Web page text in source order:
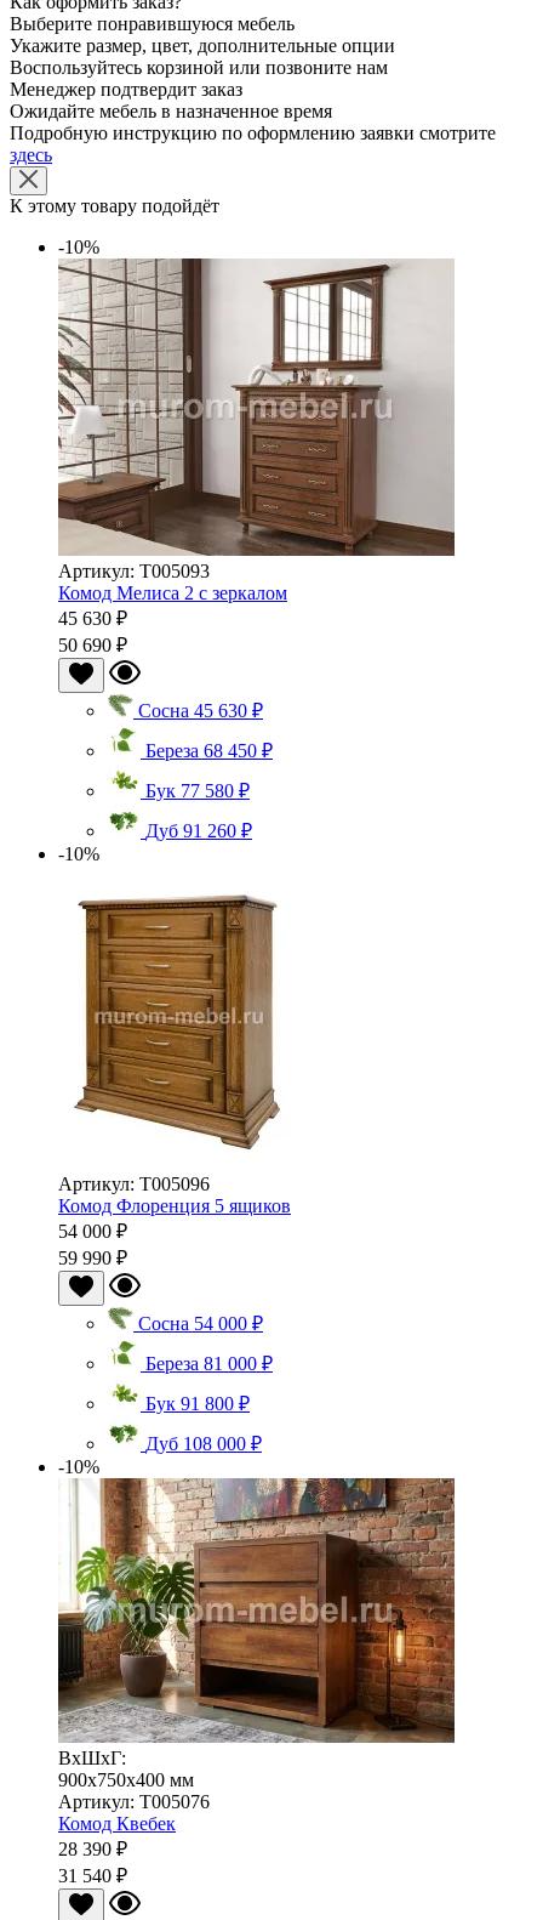
Выберите понравившуюся мебель
Укажите размер, цвет, дополнительные опции
Воспользуйтесь корзиной или позвоните нам
Менеджер подтвердит заказ
Ожидайте мебель в назначенное время
Подробную инструкцию по оформлению заявки смотрите
здесь
К этому товару подойдёт
-10%
Артикул: Т005093
Комод Мелиса 2 с зеркалом
45 630 ₽
50 690 ₽
Сосна 45 630 ₽
Береза 68 450 ₽
Бук 77 580 ₽
Дуб 91 260 ₽
-10%
Артикул: Т005096
Комод Флоренция 5 ящиков
54 000 ₽
59 990 ₽
Сосна 54 000 ₽
Береза 81 000 ₽
Бук 91 800 ₽
Дуб 108 000 ₽
-10%
ВхШхГ:
900x750x400 мм
Артикул: Т005076
Комод Квебек
28 390 ₽
31 540 ₽